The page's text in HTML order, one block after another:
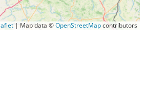
| Map data ©OpenStreetMapcontributors